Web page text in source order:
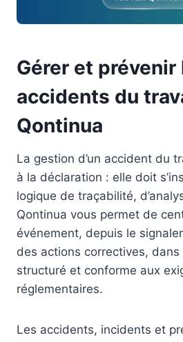
Gérer et prévenir
accidents du
Qontinua
La gestion d’un accident du
à la déclaration : elle doit
logique de traçabilité,
Qontinua vous permet de
événement, depuis le
des actions correctives, dans
structuré et conforme aux
réglementaires.
Les accidents, incidents et